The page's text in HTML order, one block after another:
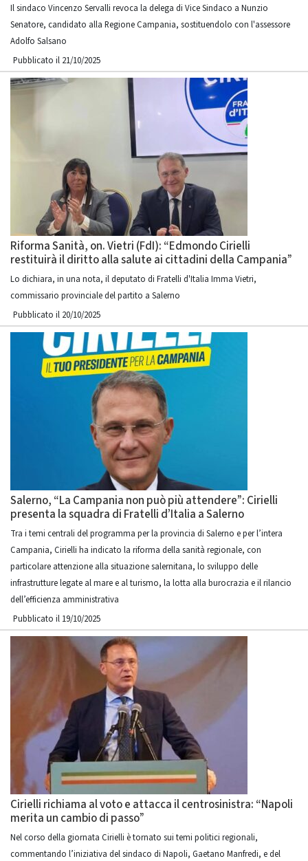
Il sindaco Vincenzo Servalli revoca la delega di Vice Sindaco a Nunzio
Senatore, candidato alla Regione Campania, sostituendolo con l'assessore
Adolfo Salsano
Pubblicato il 21/10/2025
Riforma Sanità, on. Vietri (FdI): “Edmondo Cirielli
restituirà il diritto alla salute ai cittadini della Campania”
Lo dichiara, in una nota, il deputato di Fratelli d'Italia Imma Vietri,
commissario provinciale del partito a Salerno
Pubblicato il 20/10/2025
Salerno, “La Campania non può più attendere”: Cirielli
presenta la squadra di Fratelli d’Italia a Salerno
Tra i temi centrali del programma per la provincia di Salerno e per l’intera
Campania, Cirielli ha indicato la riforma della sanità regionale, con
particolare attenzione alla situazione salernitana, lo sviluppo delle
infrastrutture legate al mare e al turismo, la lotta alla burocrazia e il rilancio
dell’efficienza amministrativa
Pubblicato il 19/10/2025
Cirielli richiama al voto e attacca il centrosinistra: “Napoli
merita un cambio di passo”
Nel corso della giornata Cirielli è tornato sui temi politici regionali,
commentando l’iniziativa del sindaco di Napoli, Gaetano Manfredi, e del